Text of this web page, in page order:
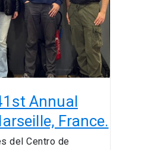
Annual
France.
del Centro de